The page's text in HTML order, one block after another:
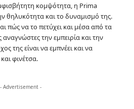
κομψότητα, η Prima
θηλυκότητα και το δυναμισμό της.
πώς να το πετύχει και μέσα από τα
την εμπειρία και την
της είναι να εμπνέει και να
φινέτσα.
- Advertisement -